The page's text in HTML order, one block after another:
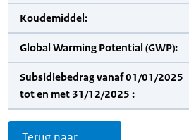
Koudemiddel:
Global Warming Potential (GWP):
Subsidiebedrag vanaf 01/01/2025
tot en met 31/12/2025 :